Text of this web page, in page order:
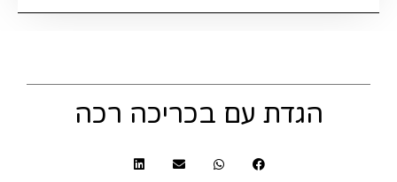
הגדת עם בכריכה רכה